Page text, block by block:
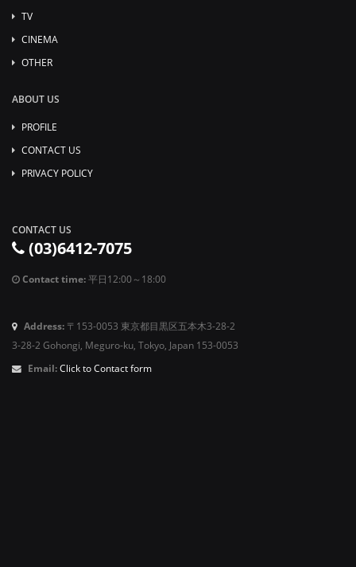
TV
CINEMA
OTHER
ABOUT US
PROFILE
CONTACT US
PRIVACY POLICY
CONTACT US
(03)6412-7075
Contact time:平日12:00～18:00
Address: 〒153-0053 東京都目黒区五本木3-28-2
3-28-2 Gohongi, Meguro-ku, Tokyo, Japan 153-0053
Email:Click to Contact form